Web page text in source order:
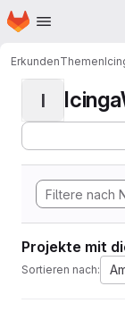
Zum Hauptinhalt springen
Startseite
ErkundenThemen
I
Projekte mit
Sortieren nach: